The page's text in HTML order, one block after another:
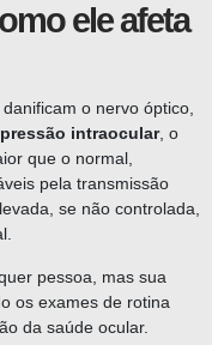
ele afeta
o nervo óptico,
pressão intraocular, o
que o normal,
pela transmissão
se não controlada,
pessoa, mas sua
os exames de rotina
da saúde ocular.